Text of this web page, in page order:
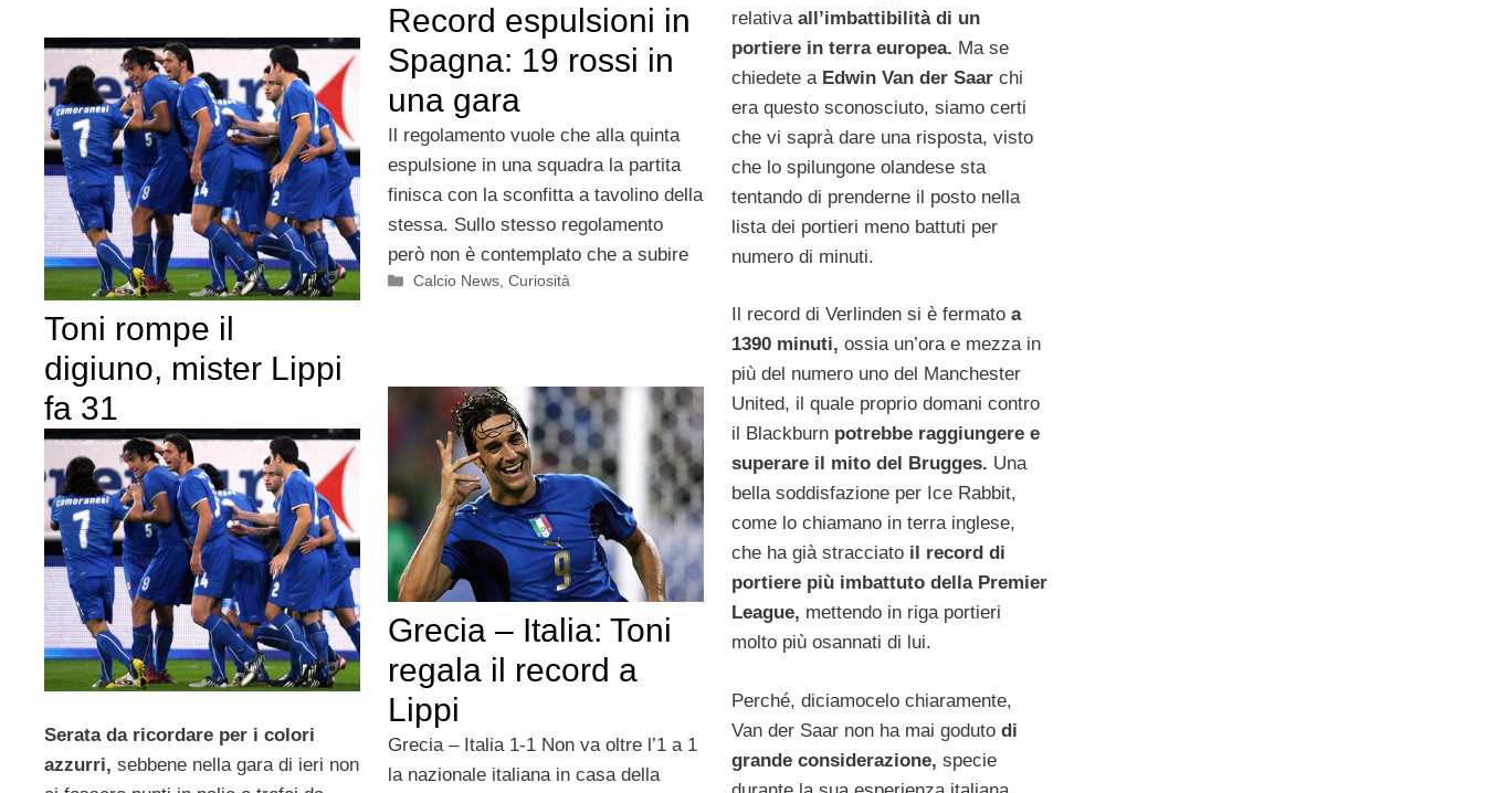
relativaall’imbattibilità di un
portiere in terra europea. Ma se
chiedete a Edwin Van der Saarchi
era questo sconosciuto, siamo certi
che vi saprà dare una risposta, visto
che lo spilungone olandese sta
tentando di prenderne il posto nella
lista dei portieri meno battuti per
numero di minuti.
Il record di Verlinden si è fermato a
1390 minuti, ossia un’ora e mezza in
più del numero uno del Manchester
United, il quale proprio domani contro
il Blackburn potrebbe raggiungere e
superare il mito del Brugges. Una
bella soddisfazione per Ice Rabbit,
come lo chiamano in terra inglese,
che ha già stracciato il record di
portiere più imbattuto della Premier
League, mettendo in riga portieri
molto più osannati di lui.
Perché, diciamocelo chiaramente,
Van der Saar non ha mai godutodi
grande considerazione, specie
Record espulsioni in
Spagna: 19 rossi in
una gara
Il regolamento vuole che alla quinta
espulsione in una squadra la partita
finisca con la sconfitta a tavolino della
stessa. Sullo stesso regolamento
però non è contemplato che a subire
Categorie
Calcio News,Curiosità
Toni rompe il
digiuno, mister Lippi
fa 31
Serata da ricordare per i colori
azzurri, sebbene nella gara di ieri non
Grecia – Italia: Toni
regala il record a
Lippi
Grecia – Italia 1-1 Non va oltre l’1 a 1
la nazionale italiana in casa della